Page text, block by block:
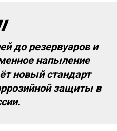
до резервуаров и
напыление
новый стандарт
защиты в